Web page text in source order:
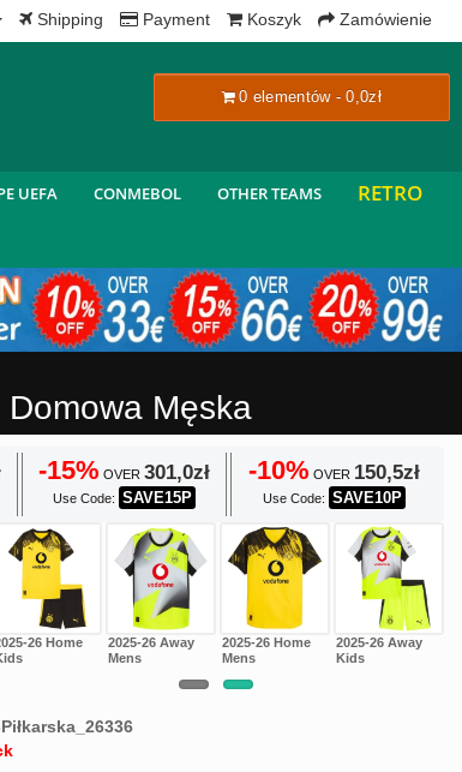
Shipping Payment Koszyk Zamówienie
0 elementów - 0,0zł
x
UEFA CONMEBOL OTHER TEAMS RETRO
Męska
-15% OVER 301,0zł
Use Code: SAVE15P
-10% OVER 150,5zł
Use Code: SAVE10P
26 Home
2025-26 Away
Mens
2025-26 Home
Mens
2025-26 Away
Kids